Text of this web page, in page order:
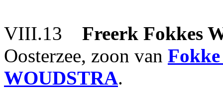
VIII.13 Freerk Fokkes
Oosterzee, zoon van Fokke
WOUDSTRA.